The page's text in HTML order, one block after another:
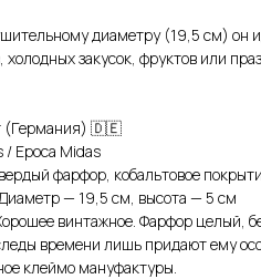
диаметру (19,5 см) он
холодных закусок, фруктов или
(Германия) 🇩🇪
/ Epoca Midas
фарфор, кобальтовое
— 19,5 см, высота — 5 см
винтажное. Фарфор целый,
времени лишь придают ему
клеймо мануфактуры.